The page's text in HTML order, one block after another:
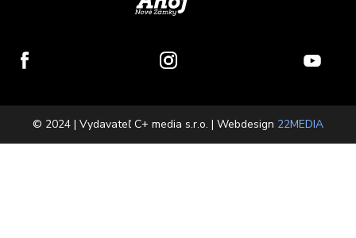
© 2024 | Vydavateľ C+ media s.r.o. | Webdesign 22MEDIA